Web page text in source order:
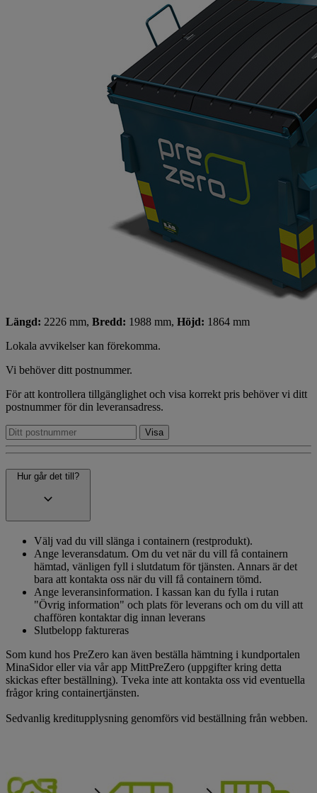
Längd: 2226 mm, Bredd: 1988 mm, Höjd: 1864 mm
Lokala avvikelser kan förekomma.
Vi behöver ditt postnummer.
För att kontrollera tillgänglighet och visa korrekt pris behöver vi ditt
postnummer för din leveransadress.
Hur går det till?
Välj vad du vill slänga i containern (restprodukt).
Ange leveransdatum. Om du vet när du vill få containern
hämtad, vänligen fyll i slutdatum för tjänsten. Annars är det
bara att kontakta oss när du vill få containern tömd.
Ange leveransinformation. I kassan kan du fylla i rutan
"Övrig information" och plats för leverans och om du vill att
chaffören kontaktar dig innan leverans
Slutbelopp faktureras
Som kund hos PreZero kan även beställa hämtning i kundportalen
MinaSidor eller via vår app MittPreZero (uppgifter kring detta
skickas efter beställning). Tveka inte att kontakta oss vid eventuella
frågor kring containertjänsten.
Sedvanlig kreditupplysning genomförs vid beställning från webben.